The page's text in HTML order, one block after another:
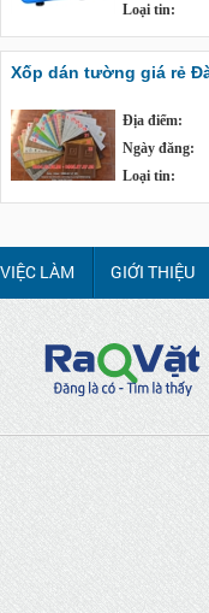
Loại tin:
Xốp dán tường giá rẻ
Địa điểm:
Ngày đăng:
Loại tin:
VIỆC LÀM GIỚI THIỆU